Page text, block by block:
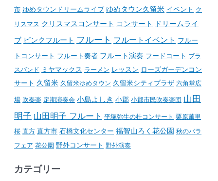
市 ゆめタウンドリームライブ ゆめタウン久留米 イベント ク
リスマス クリスマスコンサート コンサート
ドリームライ
ブ ピンクフルート フルート フルートイベント フルー
トコンサート フルート奏者 フルート演奏 フードコート ブラ
スバンド ミヤマックス ラーメン レッスン ローズガーデンコン
サート 久留米 久留米ゆめタウン 久留米シティプラザ 六角堂広
場 吹奏楽 定期演奏会 小島よしき 小郡 小郡市民吹奏楽団 山田
明子 山田明子 フルート 平塚弥生の杜コンサート 栗原繭里
桜 直方 直方市 石橋文化センター 福智山ろく花公園 秋のバラ
フェア 花公園 野外コンサート 野外演奏
カテゴリー